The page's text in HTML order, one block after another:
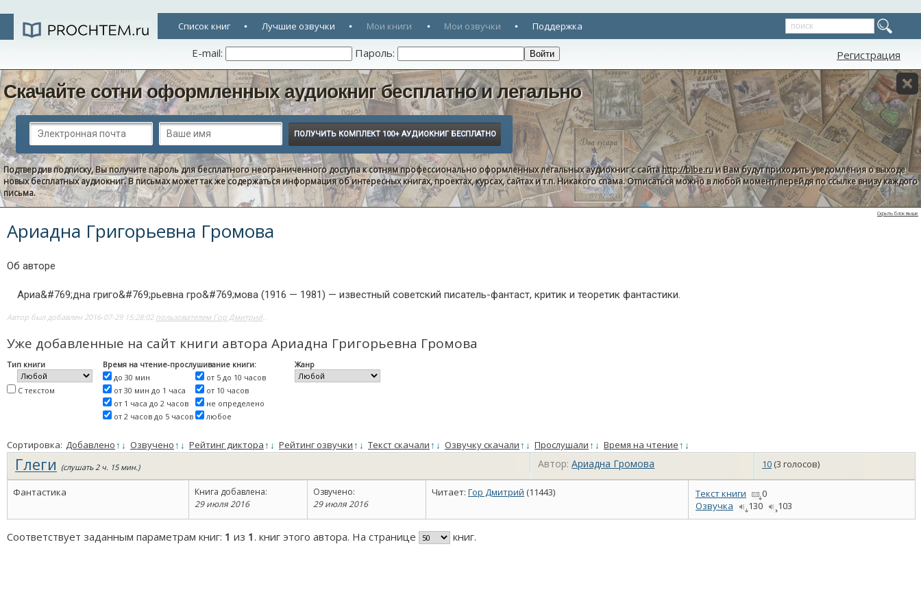
Список книг Лучшие озвучки Мои книги Мои озвучки Поддержка
E-mail: Пароль: Регистрация
Скачайте сотни оформленных аудиокниг бесплатно и легально
Подтвердив подписку, Вы получите пароль для бесплатного неограниченного доступа к сотням профессионально оформленных легальных аудиокниг с сайтаhttp://bibe.ruи Вам будут приходить уведомления о выходе
новых бесплатных аудиокниг. В письмах может так же содержаться информация об интересных книгах, проектах, курсах, сайтах и т.п. Никакого спама. Отписаться можно в любой момент, перейдя по ссылке внизу каждого
письма.
Скрыть блок выше
Ариадна Григорьевна Громова
Об авторе
Ариа&#769;дна григо&#769;рьевна гро&#769;мова (1916 — 1981) — известный советский писатель-фантаст, критик и теоретик фантастики.
Автор был добавлен 2016-07-29 15:28:02 пользователем Гор Дмитрий..
Уже добавленные на сайт книги автора Ариадна Григорьевна Громова
Тип книги
С текстом
Время на чтение-прослушивание книги:
до 30 мин
от 30 мин до 1 часа
от 1 часа до 2 часов
от 2 часов до 5 часов
от 5 до 10 часов
от 10 часов
не определено
любое
Жанр
Сортировка: Добавлено↑ ↓ Озвучено↑ ↓ Рейтинг диктора↑ ↓ Рейтинг озвучки↑ ↓ Текст скачали↑ ↓ Озвучку скачали↑ ↓ Прослушали↑ ↓ Время на чтение↑ ↓
Глеги (слушать 2 ч. 15 мин.) Автор:Ариадна Громова 10(3 голосов)
Фантастика
Книга добавлена:
29 июля 2016
Озвучено:
29 июля 2016
Читает: Гор Дмитрий (11443) Текст книги
0
Озвучка
130 103
Соответствует заданным параметрам книг: 1 из 1. книг этого автора. На странице книг.